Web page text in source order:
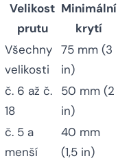
Velikost
prutu
Minimální
krytí
Všechny
velikosti
75 mm (3
in)
č. 6 až č.
18
50 mm (2
in)
č. 5 a
menší
40 mm
(1,5 in)